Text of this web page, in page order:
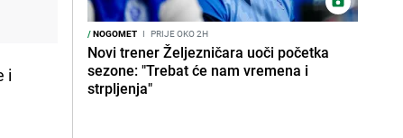
i
/NOGOMET I PRIJE OKO 2H
Novi trener Željezničara uoči početka
sezone: "Trebat će nam vremena i
strpljenja"